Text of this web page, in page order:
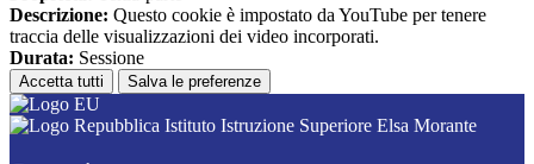
Descrizione: Questo cookie è impostato da YouTube per tenere
traccia delle visualizzazioni dei video incorporati.
Durata: Sessione
Accetta tutti Salva le preferenze
Istituto Istruzione Superiore Elsa Morante